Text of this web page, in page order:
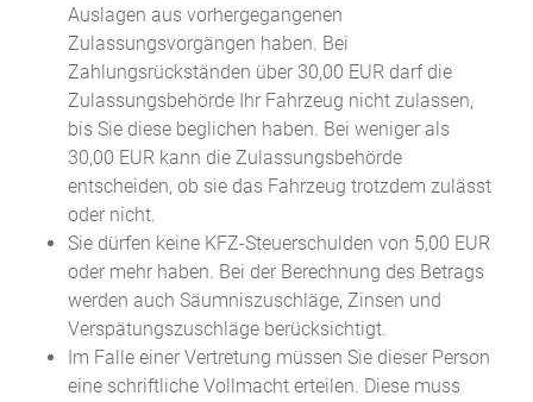
Auslagen aus vorhergegangenen
Zulassungsvorgängen haben. Bei
Zahlungsrückständen über 30,00 EUR darf die
Zulassungsbehörde Ihr Fahrzeug nicht zulassen,
bis Sie diese beglichen haben. Bei weniger als
30,00 EUR kann die Zulassungsbehörde
entscheiden, ob sie das Fahrzeug trotzdem zulässt
oder nicht.
Sie dürfen keine KFZ-Steuerschulden von 5,00 EUR
oder mehr haben. Bei der Berechnung des Betrags
werden auch Säumniszuschläge, Zinsen und
Verspätungszuschläge berücksichtigt.
Im Falle einer Vertretung müssen Sie dieser Person
eine schriftliche Vollmacht erteilen. Diese muss